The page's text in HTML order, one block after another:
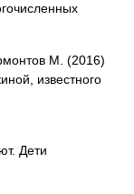
М. (2016)
известного
Дети